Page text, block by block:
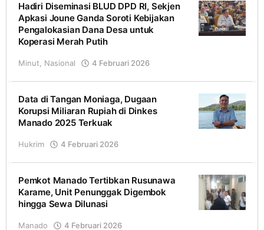
Hadiri Diseminasi BLUD DPD RI, Sekjen
Apkasi Joune Ganda Soroti Kebijakan
Pengalokasian Dana Desa untuk
Koperasi Merah Putih
Minut Nasional 4 Februari 2026
Data di Tangan Moniaga, Dugaan
Korupsi Miliaran Rupiah di Dinkes
Manado 2025 Terkuak
Hukrim 4 Februari 2026
Pemkot Manado Tertibkan Rusunawa
Karame, Unit Penunggak Digembok
hingga Sewa Dilunasi
Manado 4 Februari 2026